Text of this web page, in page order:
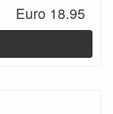
Euro 18.95